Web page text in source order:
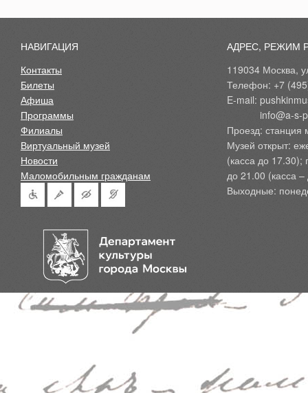
НАВИГАЦИЯ
Контакты
Билеты
Афиша
Программы
Филиалы
Виртуальный музей
Новости
Маломобильным гражданам
АДРЕС, РЕЖИМ
119034 Москва,
Телефон: +7
E-mail:
Проезд: станция
Музей открыт:
(касса до 17.30);
до 21.00 (касса
Выходные: